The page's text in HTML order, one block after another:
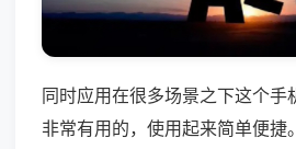
同时应用在很多场景之下这个手
非常有用的，使用起来简单便捷